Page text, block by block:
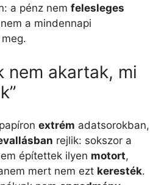
a pénz nem felesleges
a mindennapi
nem akartak, mi
extrém adatsorokban,
rejlik: sokszor a
építettek ilyen motort,
mert nem ezt keresték.